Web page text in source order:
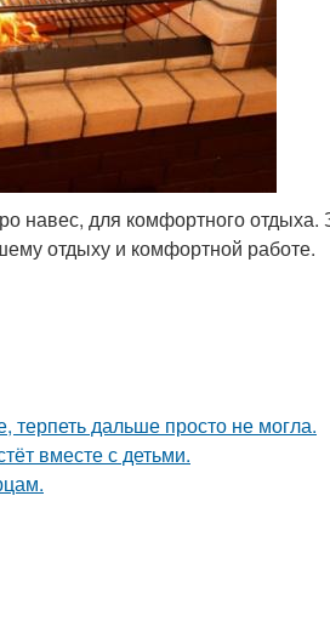
навес, для комфортного отдыха.
отдыху и комфортной работе.
дальше просто не могла.
вместе с детьми.